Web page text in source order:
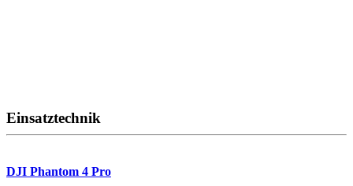
Einsatztechnik
DJI Phantom 4 Pro